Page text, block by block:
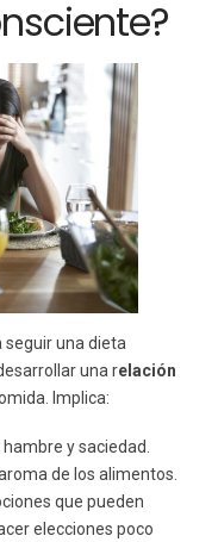
una dieta
una relación
Implica:
y saciedad.
de los alimentos.
que pueden
elecciones poco